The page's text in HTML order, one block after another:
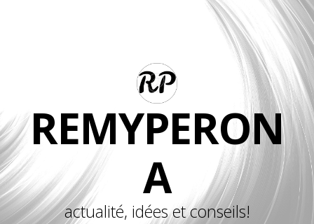
REMYPERON
A
actualité, idées et conseils!